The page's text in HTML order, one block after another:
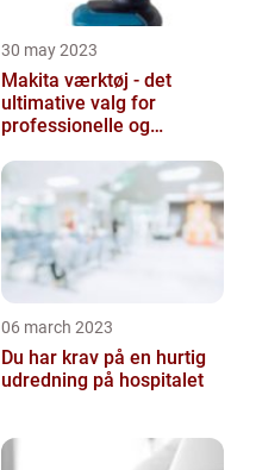
30 may 2023
Makita værktøj - det
ultimative valg for
professionelle og
selv'ere
06 march 2023
Du har krav på en hurtig
udredning på hospitalet